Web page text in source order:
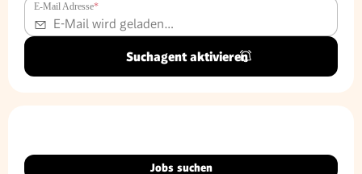
E-Mail Adresse*
Suchagent aktivieren
Jobs suchen